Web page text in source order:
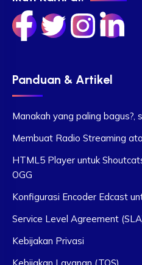
Panduan & Artikel
Manakah yang paling
Membuat Radio Streaming
HTML5 Player untuk
OGG
Konfigurasi Encoder Edcast
Service Level Agreement
Kebijakan Privasi